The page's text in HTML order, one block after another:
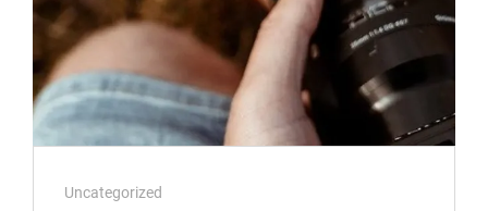
Cat
Uncategorized